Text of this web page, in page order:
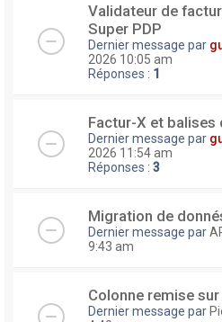
Validateur de
Super PDP
Dernier message par
2026 10:05 am
Réponses : 1
Factur-X et
Dernier message par
2026 11:54 am
Réponses : 3
Migration de
Dernier message par
9:43 am
Colonne remise
Dernier message par